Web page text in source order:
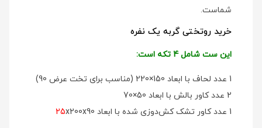
شماست.
خرید روتختی گربه یک نفره
این ست شامل 4 تکه است:
1 عدد لحاف با ابعاد 150×220 (مناسب برای تخت عرض 90)
2 عدد کاور بالش با ابعاد 50×70
1 عدد کاور تشک کش‌دوزی شده با ابعاد
25x200x90